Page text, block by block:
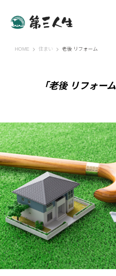
HOME 第三人生 〜寄り道の歩き方〜
住まい 老後 リフォーム
「老後 リフォー